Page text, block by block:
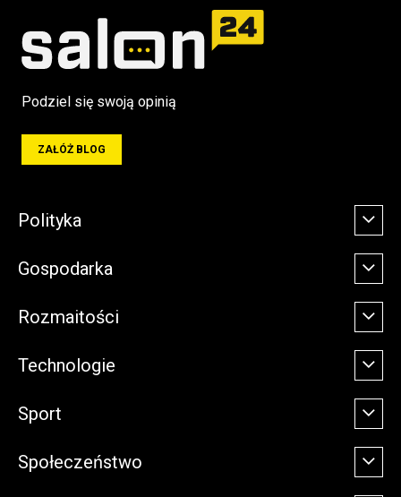
Podziel się swoją opinią
ZAŁÓŻ BLOG
Polityka
Gospodarka
Rozmaitości
Technologie
Sport
Społeczeństwo